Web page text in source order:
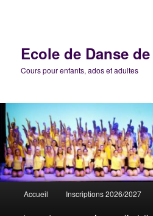
Ecole de Danse
Cours pour enfants, ados et adultes
principal
Accueil Inscriptions 2026/2027